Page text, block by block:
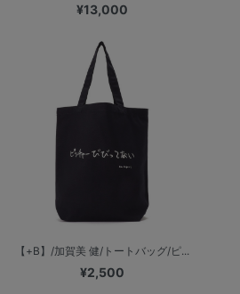
¥13,000
【+B】/加賀美 健/トートバッグ/ピ...
¥2,500